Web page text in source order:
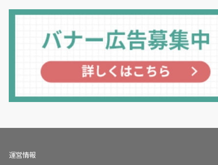
運営情報